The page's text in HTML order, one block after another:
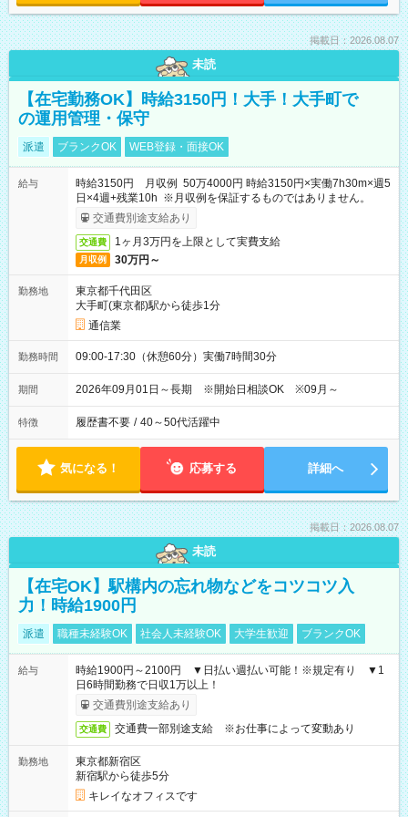
掲載日：2026.08.07
未読
【在宅勤務OK】時給3150円！大手！大手町で
の運用管理・保守
派遣 ブランクOK WEB登録・面接OK
給与
時給3150円 月収例 50万4000円 時給3150円×実働7h30m×週5
日×4週+残業10h ※月収例を保証するものではありません。
交通費別途支給あり
交通費 1ヶ月3万円を上限として実費支給
月収例 30万円～
勤務地
東京都千代田区
大手町(東京都)駅から徒歩1分
通信業
勤務時間 09:00-17:30（休憩60分）実働7時間30分
期間 2026年09月01日～長期 ※開始日相談OK ※09月～
特徴 履歴書不要 / 40～50代活躍中
気になる！ 応募する 詳細へ
掲載日：2026.08.07
未読
【在宅OK】駅構内の忘れ物などをコツコツ入
力！時給1900円
派遣 職種未経験OK 社会人未経験OK 大学生歓迎 ブランクOK
給与
時給1900円～2100円 ▼日払い週払い可能！※規定有り ▼1
日6時間勤務で日収1万以上！
交通費別途支給あり
交通費 交通費一部別途支給 ※お仕事によって変動あり
勤務地
東京都新宿区
新宿駅から徒歩5分
キレイなオフィスです